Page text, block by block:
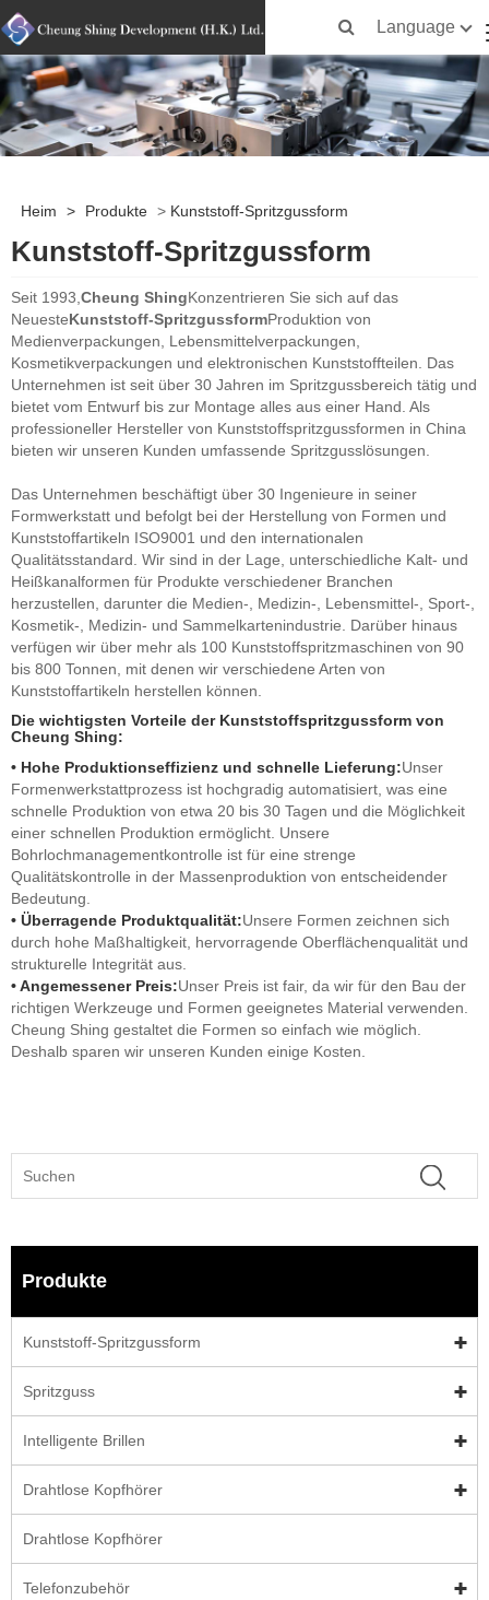
Language
Heim > Produkte > Kunststoff-Spritzgussform
Kunststoff-Spritzgussform
Seit 1993,Cheung ShingKonzentrieren Sie sich auf das
NeuesteKunststoff-SpritzgussformProduktion von
Medienverpackungen, Lebensmittelverpackungen,
Kosmetikverpackungen und elektronischen Kunststoffteilen. Das
Unternehmen ist seit über 30 Jahren im Spritzgussbereich tätig und
bietet vom Entwurf bis zur Montage alles aus einer Hand. Als
professioneller Hersteller von Kunststoffspritzgussformen in China
bieten wir unseren Kunden umfassende Spritzgusslösungen.
Das Unternehmen beschäftigt über 30 Ingenieure in seiner
Formwerkstatt und befolgt bei der Herstellung von Formen und
Kunststoffartikeln ISO9001 und den internationalen
Qualitätsstandard. Wir sind in der Lage, unterschiedliche Kalt- und
Heißkanalformen für Produkte verschiedener Branchen
herzustellen, darunter die Medien-, Medizin-, Lebensmittel-, Sport-,
Kosmetik-, Medizin- und Sammelkartenindustrie. Darüber hinaus
verfügen wir über mehr als 100 Kunststoffspritzmaschinen von 90
bis 800 Tonnen, mit denen wir verschiedene Arten von
Kunststoffartikeln herstellen können.
Die wichtigsten Vorteile der Kunststoffspritzgussform von
Cheung Shing:
• Hohe Produktionseffizienz und schnelle Lieferung:Unser
Formenwerkstattprozess ist hochgradig automatisiert, was eine
schnelle Produktion von etwa 20 bis 30 Tagen und die Möglichkeit
einer schnellen Produktion ermöglicht. Unsere
Bohrlochmanagementkontrolle ist für eine strenge
Qualitätskontrolle in der Massenproduktion von entscheidender
Bedeutung.
• Überragende Produktqualität:Unsere Formen zeichnen sich
durch hohe Maßhaltigkeit, hervorragende Oberflächenqualität und
strukturelle Integrität aus.
• Angemessener Preis:Unser Preis ist fair, da wir für den Bau der
richtigen Werkzeuge und Formen geeignetes Material verwenden.
Cheung Shing gestaltet die Formen so einfach wie möglich.
Deshalb sparen wir unseren Kunden einige Kosten.
Produkte
Kunststoff-Spritzgussform
Spritzguss
Intelligente Brillen
Drahtlose Kopfhörer
Drahtlose Kopfhörer
Telefonzubehör